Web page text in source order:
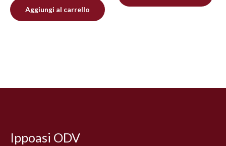
Aggiungi al carrello
Ippoasi ODV